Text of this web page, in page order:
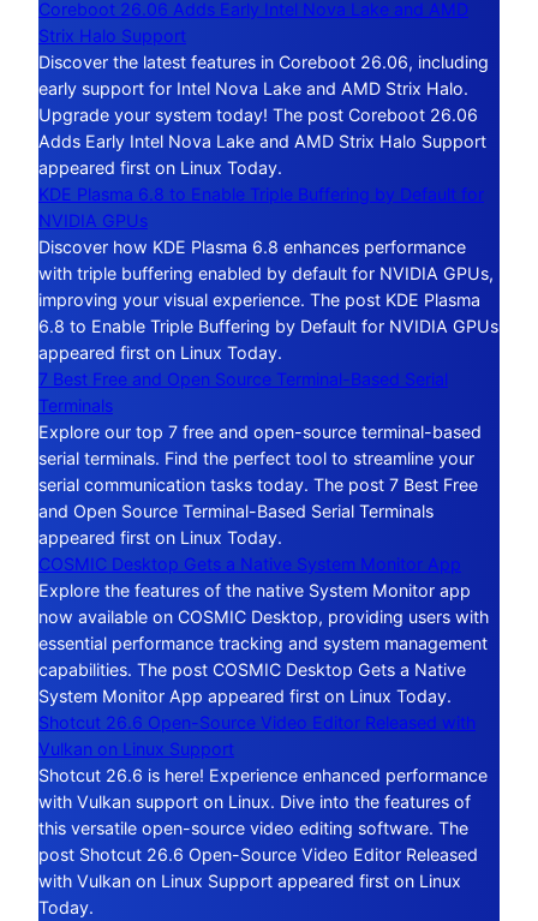
Coreboot 26.06 Adds Early Intel Nova Lake and AMD
Strix Halo Support
Discover the latest features in Coreboot 26.06, including
early support for Intel Nova Lake and AMD Strix Halo.
Upgrade your system today! The post Coreboot 26.06
Adds Early Intel Nova Lake and AMD Strix Halo Support
appeared first on Linux Today.
KDE Plasma 6.8 to Enable Triple Buffering by Default for
NVIDIA GPUs
Discover how KDE Plasma 6.8 enhances performance
with triple buffering enabled by default for NVIDIA GPUs,
improving your visual experience. The post KDE Plasma
6.8 to Enable Triple Buffering by Default for NVIDIA GPUs
appeared first on Linux Today.
7 Best Free and Open Source Terminal-Based Serial
Terminals
Explore our top 7 free and open-source terminal-based
serial terminals. Find the perfect tool to streamline your
serial communication tasks today. The post 7 Best Free
and Open Source Terminal-Based Serial Terminals
appeared first on Linux Today.
COSMIC Desktop Gets a Native System Monitor App
Explore the features of the native System Monitor app
now available on COSMIC Desktop, providing users with
essential performance tracking and system management
capabilities. The post COSMIC Desktop Gets a Native
System Monitor App appeared first on Linux Today.
Shotcut 26.6 Open-Source Video Editor Released with
Vulkan on Linux Support
Shotcut 26.6 is here! Experience enhanced performance
with Vulkan support on Linux. Dive into the features of
this versatile open-source video editing software. The
post Shotcut 26.6 Open-Source Video Editor Released
with Vulkan on Linux Support appeared first on Linux
Today.